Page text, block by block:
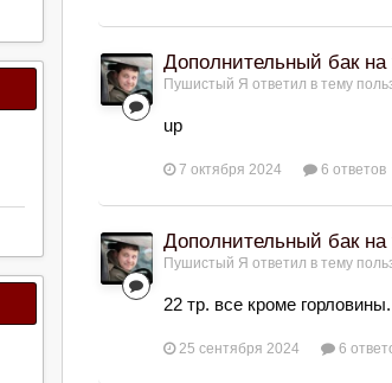
Дополнительный бак на
Пушистый Я ответил в тему
up
7 октября 2024 6 ответов
Дополнительный бак на
Пушистый Я ответил в тему
22 тр. все кроме
25 сентября 2024 6